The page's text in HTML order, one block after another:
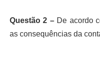
Questão 2 –De acordo
as consequências da